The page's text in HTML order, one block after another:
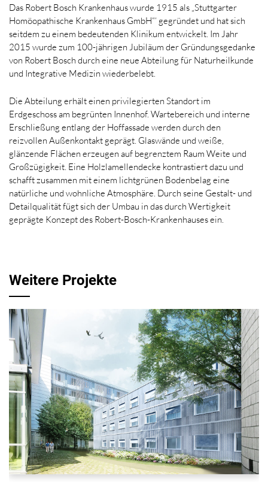
Das Robert Bosch Krankenhaus wurde 1915 als „Stuttgarter
Homöopathische Krankenhaus GmbH“‘ gegründet und hat sich
seitdem zu einem bedeutenden Klinikum entwickelt. Im Jahr
2015 wurde zum 100-jährigen Jubiläum der Gründungsgedanke
von Robert Bosch durch eine neue Abteilung für Naturheilkunde
und Integrative Medizin wiederbelebt.
Die Abteilung erhält einen privilegierten Standort im
Erdgeschoss am begrünten Innenhof. Wartebereich und interne
Erschließung entlang der Hoffassade werden durch den
reizvollen Außenkontakt geprägt. Glaswände und weiße,
glänzende Flächen erzeugen auf begrenztem Raum Weite und
Großzügigkeit. Eine Holzlamellendecke kontrastiert dazu und
schafft zusammen mit einem lichtgrünen Bodenbelag eine
natürliche und wohnliche Atmosphäre. Durch seine Gestalt- und
Detailqualität fügt sich der Umbau in das durch Wertigkeit
geprägte Konzept des Robert-Bosch-Krankenhauses ein.
Weitere Projekte